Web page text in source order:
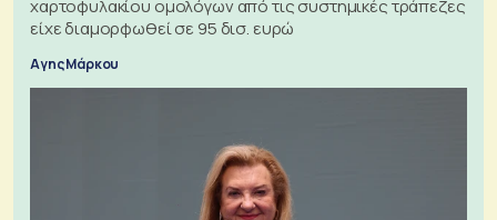
χαρτοφυλακίου ομολόγων από τις συστημικές τράπεζες
είχε διαμορφωθεί σε 95 δισ. ευρώ
Αγης Μάρκου